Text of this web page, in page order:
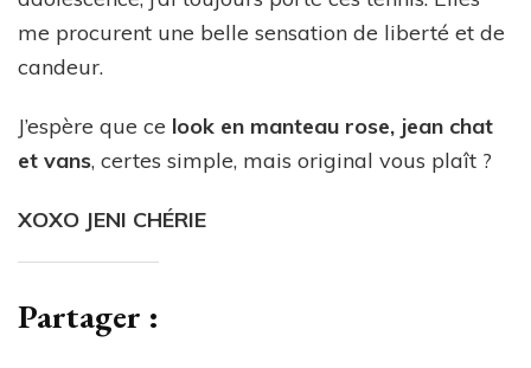
me procurent une belle sensation de liberté et de
candeur.
J’espère que ce look en manteau rose, jean chat
et vans, certes simple, mais original vous plaît ?
XOXO JENI CHÉRIE
Partager :